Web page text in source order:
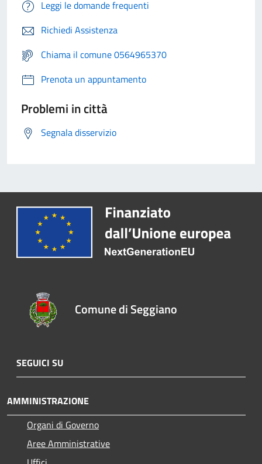
Leggi le domande frequenti
Richiedi Assistenza
Chiama il comune 0564965370
Prenota un appuntamento
Problemi in città
Segnala disservizio
Comune di Seggiano
SEGUICI SU
AMMINISTRAZIONE
Organi di Governo
Aree Amministrative